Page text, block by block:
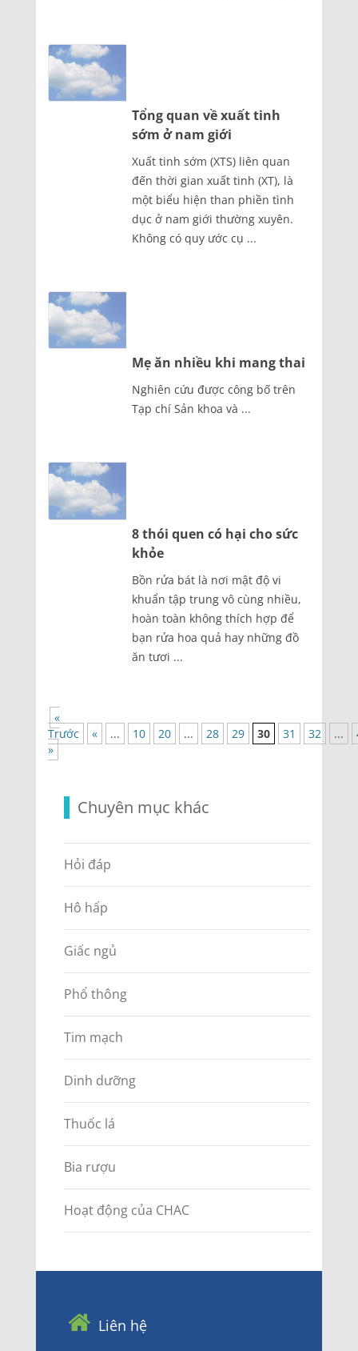
Tổng quan về xuất tinh
sớm ở nam giới
Xuất tinh sớm (XTS) liên quan
đến thời gian xuất tinh (XT), là
một biểu hiện than phiền tình
dục ở nam giới thường xuyên.
Không có quy ước cụ ...
Mẹ ăn nhiều khi mang thai
Nghiên cứu được công bố trên
Tạp chí Sản khoa và ...
8 thói quen có hại cho sức
khỏe
Bồn rửa bát là nơi mật độ vi
khuẩn tập trung vô cùng nhiều,
hoàn toàn không thích hợp để
bạn rửa hoa quả hay những đồ
ăn tươi ...
«
Trước
« ... 10 20 ... 28 29 30 31 32 ...
»
Chuyên mục khác
Hỏi đáp
Hô hấp
Giấc ngủ
Phổ thông
Tim mạch
Dinh dưỡng
Thuốc lá
Bia rượu
Hoạt động của CHAC
Liên hệ